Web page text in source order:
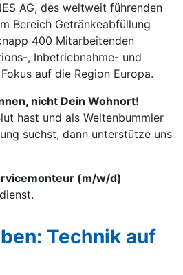
AG, des weltweit führenden
Bereich Getränke­abfüllung
400 Mitarbei­tenden
, Inbetrieb­nahme- und
auf die Region Europa.
nicht Dein Wohnort!
hast und als Weltenbummler
suchst, dann unterstütze uns
(m/w/d)
Technik auf